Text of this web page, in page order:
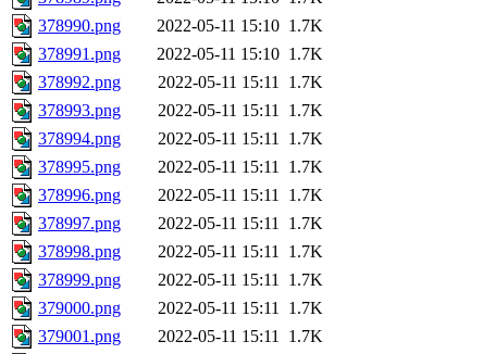
378990.png
2022-05-11 15:10 1.7K
378991.png
2022-05-11 15:10 1.7K
378992.png
2022-05-11 15:11 1.7K
378993.png
2022-05-11 15:11 1.7K
378994.png
2022-05-11 15:11 1.7K
378995.png
2022-05-11 15:11 1.7K
378996.png
2022-05-11 15:11 1.7K
378997.png
2022-05-11 15:11 1.7K
378998.png
2022-05-11 15:11 1.7K
378999.png
2022-05-11 15:11 1.7K
379000.png
2022-05-11 15:11 1.7K
379001.png
2022-05-11 15:11 1.7K